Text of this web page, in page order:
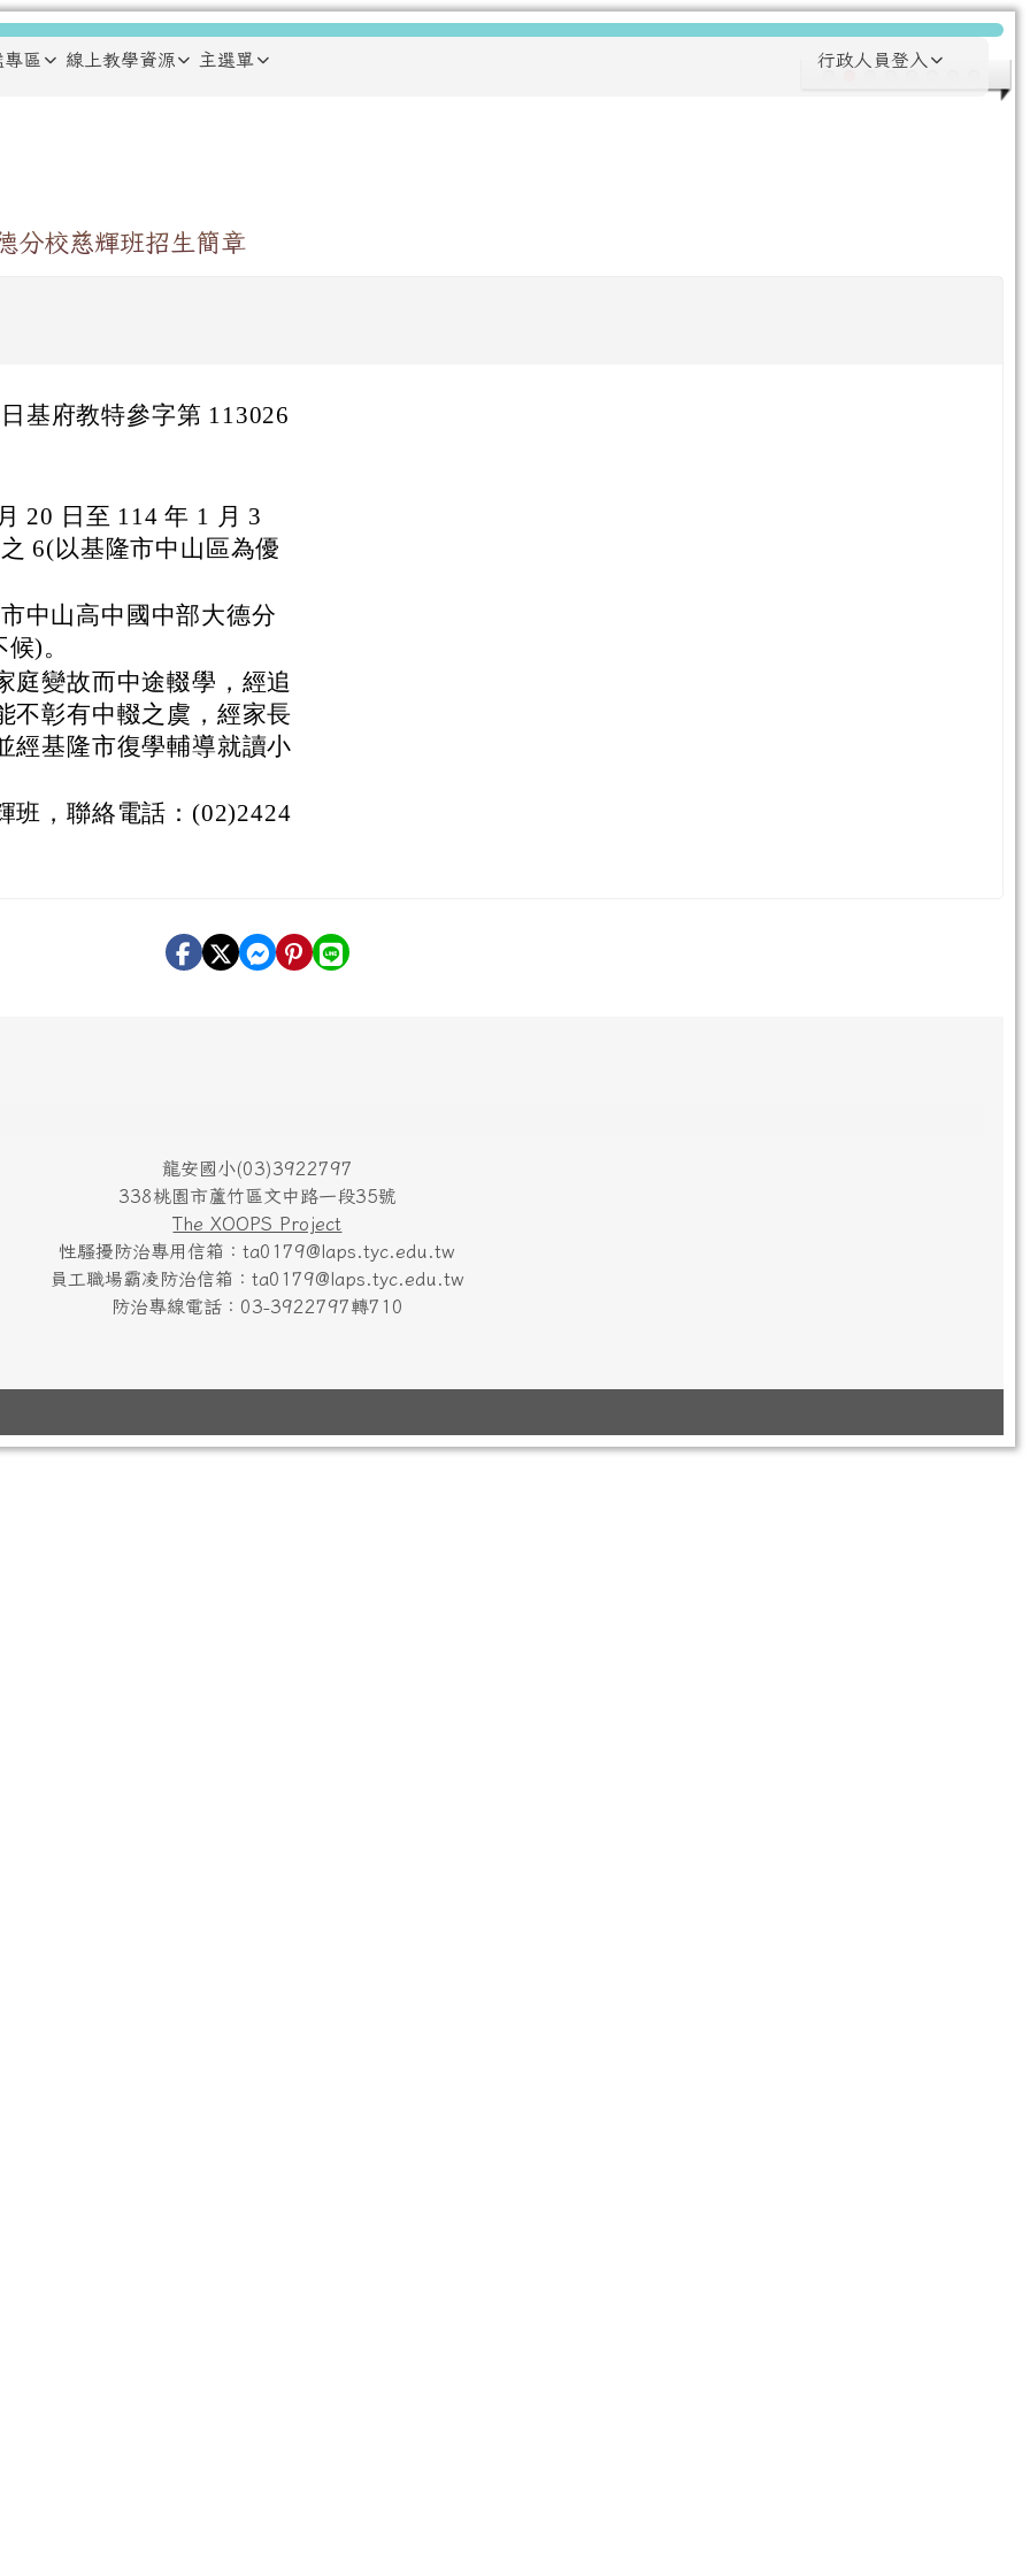
專區 線上教學資源 主選單 行政人員登入
分校慈輝班招生簡章
基府教特參字第 113026
20 日至 114 年 1 月 3
6(以基隆市中山區為優
中山高中國中部大德分
)。
庭變故而中途輟學，經追
不彰有中輟之虞，經家長
經基隆市復學輔導就讀小
班，聯絡電話：(02)2424
龍安國小(03)3922797
338桃園市蘆竹區文中路一段35號
The XOOPS Project
性騷擾防治專用信箱：ta0179@laps.tyc.edu.tw
員工職場霸凌防治信箱：ta0179@laps.tyc.edu.tw
防治專線電話：03-3922797轉710